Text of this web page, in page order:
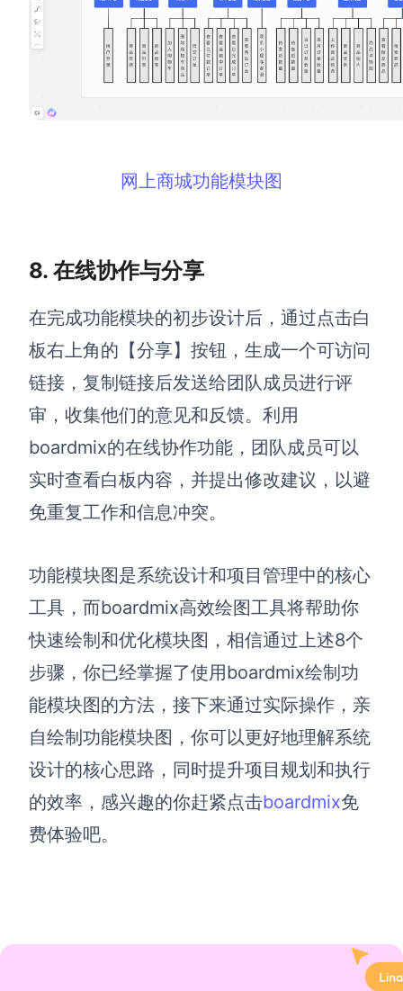
网上商城功能模块图
8. 在线协作与分享
在完成功能模块的初步设计后，通过点击白
板右上角的【分享】按钮，生成一个可访问
链接，复制链接后发送给团队成员进行评
审，收集他们的意见和反馈。利用
boardmix的在线协作功能，团队成员可以
实时查看白板内容，并提出修改建议，以避
免重复工作和信息冲突。
功能模块图是系统设计和项目管理中的核心
工具，而boardmix高效绘图工具将帮助你
快速绘制和优化模块图，相信通过上述8个
步骤，你已经掌握了使用boardmix绘制功
能模块图的方法，接下来通过实际操作，亲
自绘制功能模块图，你可以更好地理解系统
设计的核心思路，同时提升项目规划和执行
的效率，感兴趣的你赶紧点击boardmix免
费体验吧。